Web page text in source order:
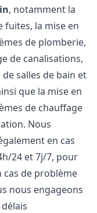
, notamment la
fuites, la mise en
de plomberie,
de canalisations,
salles de bain et
que la mise en
de chauffage
Nous
en cas
24 et 7j/7, pour
cas de problème
nous engageons